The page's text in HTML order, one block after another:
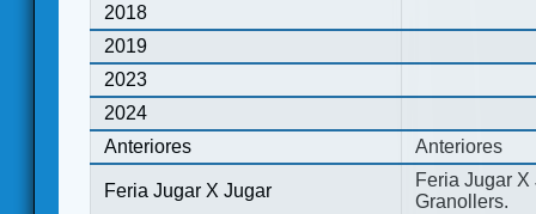
2018
2019
2023
2024
Anteriores
Anteriores
Feria Jugar X Jugar
Feria Jugar
Granollers.